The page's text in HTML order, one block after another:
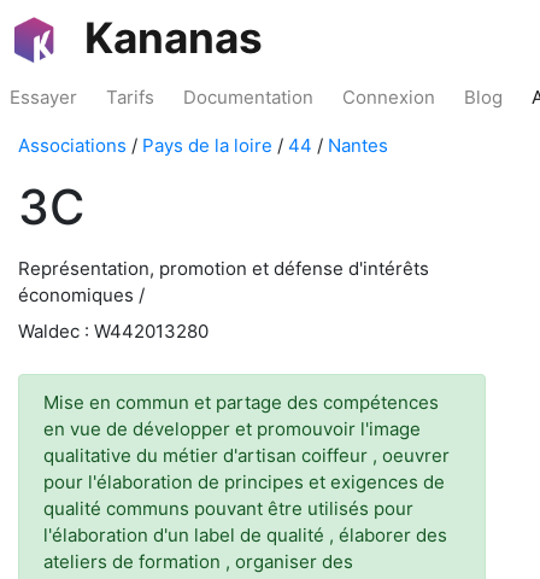
Kananas
Essayer Tarifs Documentation Connexion Blog
Associations / Pays de la loire / 44 / Nantes
3C
Représentation, promotion et défense d'intérêts
économiques /
Waldec : W442013280
Mise en commun et partage des compétences
en vue de développer et promouvoir l'image
qualitative du métier d'artisan coiffeur , oeuvrer
pour l'élaboration de principes et exigences de
qualité communs pouvant être utilisés pour
l'élaboration d'un label de qualité , élaborer des
ateliers de formation , organiser des